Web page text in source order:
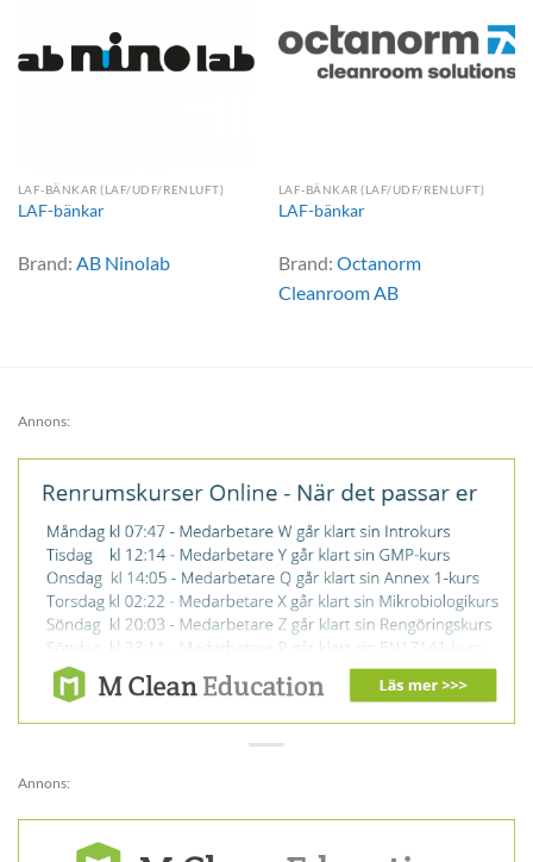
LAF-BÄNKAR (LAF/UDF/RENLUFT)
LAF-bänkar
Brand: AB Ninolab
LAF-BÄNKAR (LAF/UDF/RENLUFT)
LAF-bänkar
Brand: Octanorm
Cleanroom AB
Annons:
Annons: